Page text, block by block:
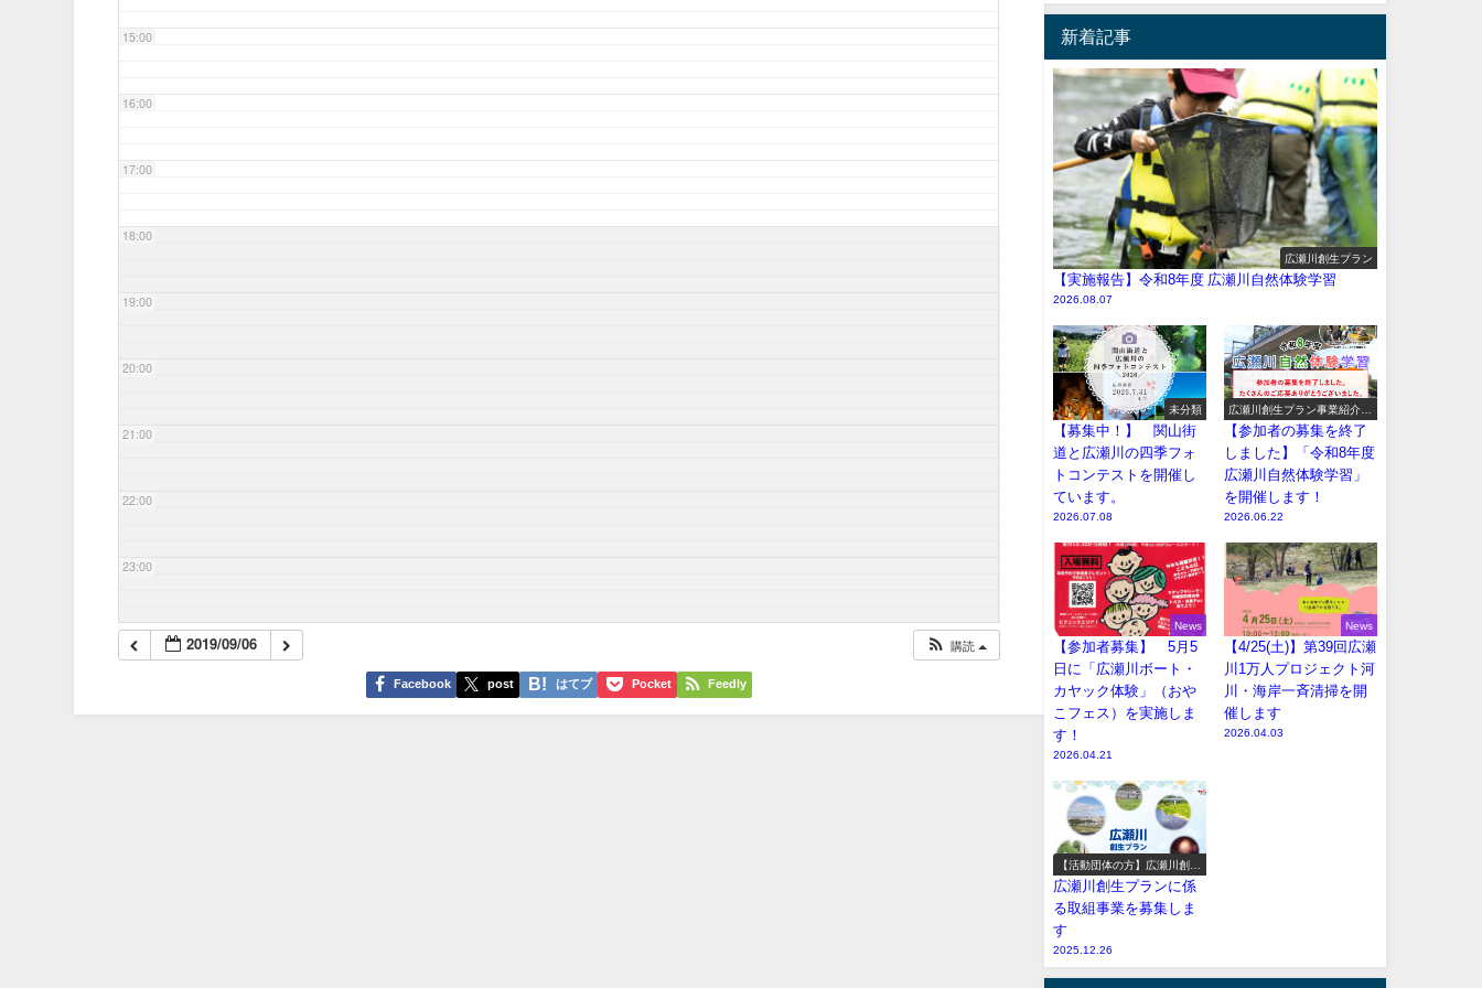
15:00
16:00
17:00
18:00
19:00
20:00
21:00
22:00
23:00
2019/09/06 購読
Facebook post はてブ Pocket Feedly
新着記事
広瀬川創生プラン
【実施報告】令和8年度 広瀬川自然体験学習
2026.08.07
未分類
【募集中！】 関山街
道と広瀬川の四季フォ
トコンテストを開催し
ています。
2026.07.08
広瀬川創生プラン事業紹介
（イベント系）
【参加者の募集を終了
しました】「令和8年度
広瀬川自然体験学習」
を開催します！
2026.06.22
News
【参加者募集】 5月5
日に「広瀬川ボート・
カヤック体験」（おや
こフェス）を実施しま
す！
2026.04.21
News
【4/25(土)】第39回広瀬
川1万人プロジェクト河
川・海岸一斉清掃を開
催します
2026.04.03
【活動団体の方】広瀬川創生
プラン参加事業の募集
広瀬川創生プランに係
る取組事業を募集しま
す
2025.12.26